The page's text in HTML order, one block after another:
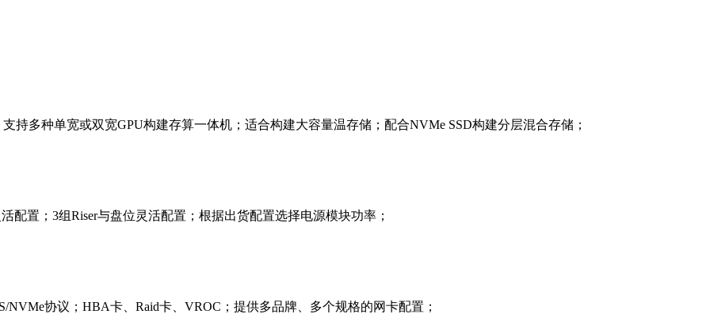
持多种单宽或双宽GPU构建存算一体机；适合构建大容量温存储；配合NVMe SSD构建分层混合存储；
配置；3组Riser与盘位灵活配置；根据出货配置选择电源模块功率；
NVMe协议；HBA卡、Raid卡、VROC；提供多品牌、多个规格的网卡配置；